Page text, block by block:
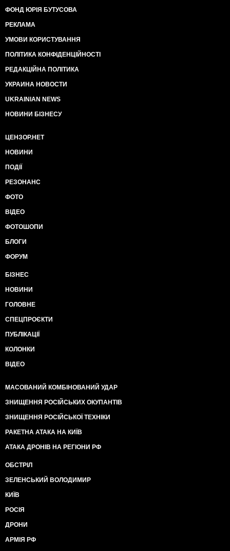
ФОНД ЮРІЯ БУТУСОВА
РЕКЛАМА
УМОВИ КОРИСТУВАННЯ
ПОЛІТИКА КОНФІДЕНЦІЙНОСТІ
РЕДАКЦІЙНА ПОЛІТИКА
УКРАИНА НОВОСТИ
UKRAINIAN NEWS
НОВИНИ БІЗНЕСУ
ЦЕНЗОР.НЕТ
НОВИНИ
ПОДІЇ
РЕЗОНАНС
ФОТО
ВІДЕО
ФОТОШОПИ
БЛОГИ
ФОРУМ
БІЗНЕС
НОВИНИ
ГОЛОВНЕ
СПЕЦПРОЄКТИ
ПУБЛІКАЦІЇ
КОЛОНКИ
ВІДЕО
МАСОВАНИЙ КОМБІНОВАНИЙ УДАР
ЗНИЩЕННЯ РОСІЙСЬКИХ ОКУПАНТІВ
ЗНИЩЕННЯ РОСІЙСЬКОЇ ТЕХНІКИ
РАКЕТНА АТАКА НА КИЇВ
АТАКА ДРОНІВ НА РЕГІОНИ РФ
ОБСТРІЛ
ЗЕЛЕНСЬКИЙ ВОЛОДИМИР
КИЇВ
РОСІЯ
ДРОНИ
АРМІЯ РФ